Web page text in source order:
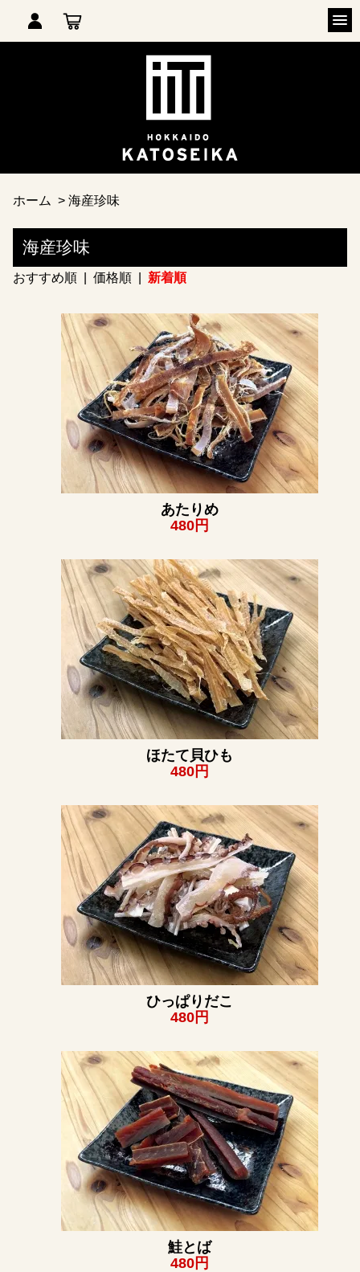
ホーム > 海産珍味
海産珍味
おすすめ順 価格順 新着順
あたりめ
480円
ほたて貝ひも
480円
ひっぱりだこ
480円
鮭とば
480円